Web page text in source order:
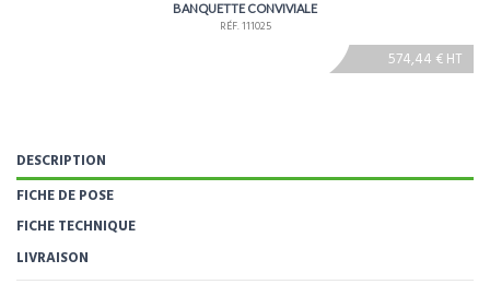
BANQUETTE CONVIVIALE
RÉF. 111025
574,44 € HT
DESCRIPTION
FICHE DE POSE
FICHE TECHNIQUE
LIVRAISON